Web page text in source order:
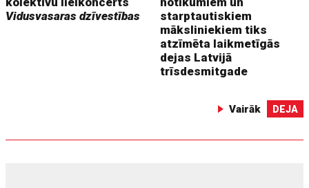
Vidusvasaras dzīvestības
starptautiskiem
māksliniekiem tiks
atzīmēta laikmetīgās
dejas Latvijā
trīsdesmitgade
Vairāk DEJA